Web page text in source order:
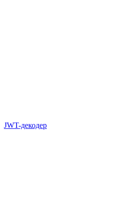
JWT-декодер